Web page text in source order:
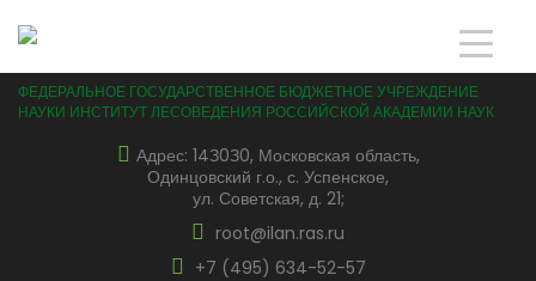
ФЕДЕРАЛЬНОЕ ГОСУДАРСТВЕННОЕ БЮДЖЕТНОЕ УЧРЕЖДЕНИЕ
НАУКИ ИНСТИТУТ ЛЕСОВЕДЕНИЯ РОССИЙСКОЙ АКАДЕМИИ НАУК
Адрес: 14З0З0, Московская область,
Одинцовский г.о., с. Успенское,
ул. Советская, д. 21;
root@ilan.ras.ru
+7 (495) 634-52-57